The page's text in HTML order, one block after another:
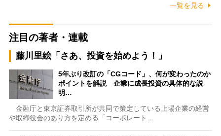
一覧を見る
注目の著者・連載
藤川里絵「さあ、投資を始めよう！」
5年ぶり改訂の「CGコード」、何が変わったのか
ポイントを解説 企業に成長投資の具体的な説
明…
金融庁と東京証券取引所が共同で策定している上場企業の経営
や取締役会のあり方を定める「コーポレート…